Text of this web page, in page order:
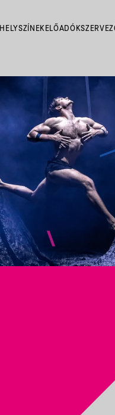
HELYSZÍNEK ELŐADÓK